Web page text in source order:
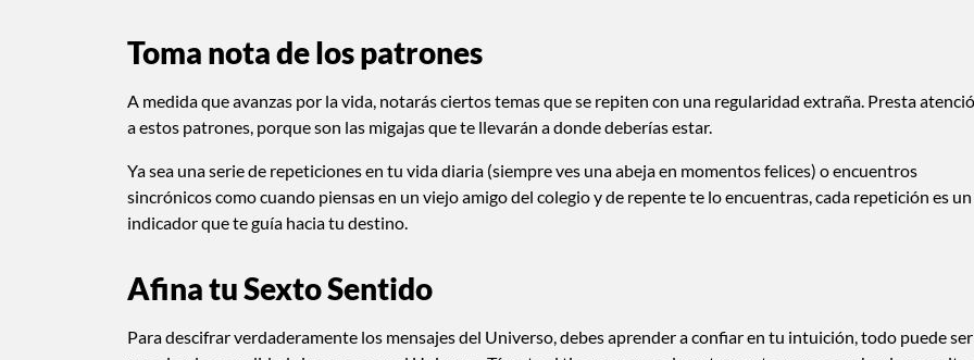
Toma nota de los patrones
A medida que avanzas por la vida, notarás ciertos temas que se repiten con una regularidad extraña. Presta
a estos patrones, porque son las migajas que te llevarán a donde deberías estar.
Ya sea una serie de repeticiones en tu vida diaria (siempre ves una abeja en momentos felices) o encuentros
sincrónicos como cuando piensas en un viejo amigo del colegio y de repente te lo encuentras, cada repetición es un
indicador que te guía hacia tu destino.
Afina tu Sexto Sentido
Para descifrar verdaderamente los mensajes del Universo, debes aprender a confiar en tu intuición, todo puede ser